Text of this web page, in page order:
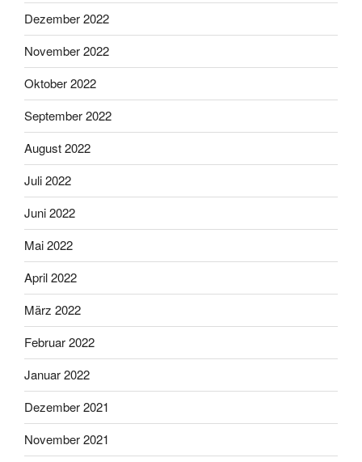
Dezember 2022
November 2022
Oktober 2022
September 2022
August 2022
Juli 2022
Juni 2022
Mai 2022
April 2022
März 2022
Februar 2022
Januar 2022
Dezember 2021
November 2021